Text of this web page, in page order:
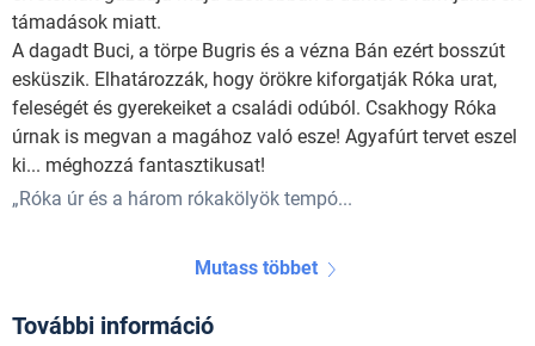
támadások miatt.
A dagadt Buci, a törpe Bugris és a vézna Bán ezért bosszút
esküszik. Elhatározzák, hogy örökre kifor­gatják Róka urat,
feleségét és gyerekeiket a családi odúból. Csakhogy Róka
úrnak is megvan a magához való esze! Agyafúrt tervet eszel
ki... méghozzá fantasztikusat!
„Róka úr és a három rókakölyök tempó...
Mutass többet
További információ